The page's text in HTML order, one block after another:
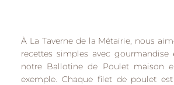
À La Taverne de la Métairie, nous
recettes simples avec gourmandise
notre Ballotine de Poulet maison
exemple. Chaque filet de poulet